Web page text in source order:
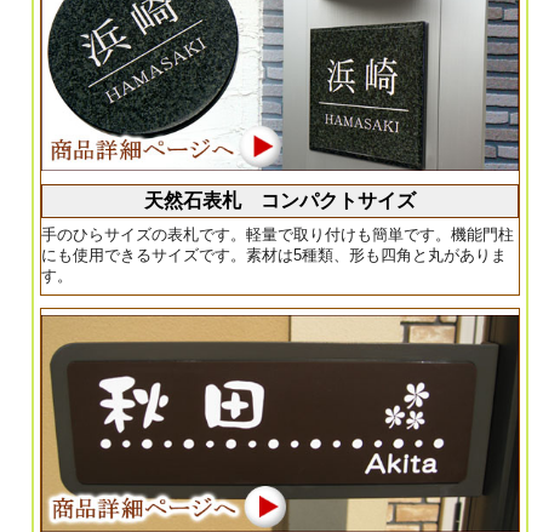
天然石表札 コンパクトサイズ
手のひらサイズの表札です。軽量で取り付けも簡単です。機能門柱
にも使用できるサイズです。素材は5種類、形も四角と丸がありま
す。